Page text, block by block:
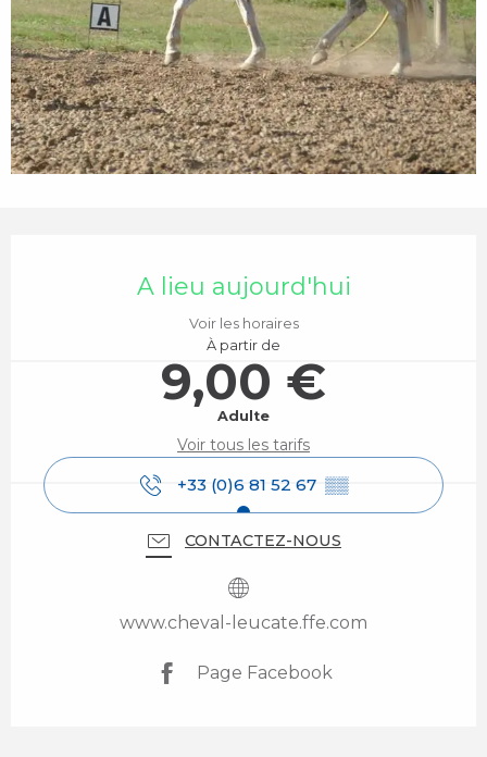
A lieu aujourd'hui
Voir les horaires
À partir de
9,00 €
Adulte
Voir tous les tarifs
+33 (0)6 81 52 67 ▒▒
CONTACTEZ-NOUS
www.cheval-leucate.ffe.com
Page Facebook